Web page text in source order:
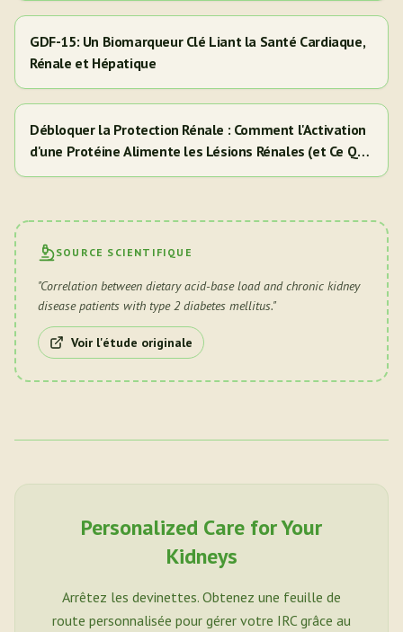
GDF-15: Un Biomarqueur Clé Liant la Santé Cardiaque,
Rénale et Hépatique
Débloquer la Protection Rénale : Comment l'Activation
d'une Protéine Alimente les Lésions Rénales (et Ce Que
Cela Signifie Pour Vous)
SOURCE SCIENTIFIQUE
"Correlation between dietary acid-base load and chronic kidney
disease patients with type 2 diabetes mellitus."
Voir l'étude originale
Personalized Care for Your
Kidneys
Arrêtez les devinettes. Obtenez une feuille de
route personnalisée pour gérer votre IRC grâce au